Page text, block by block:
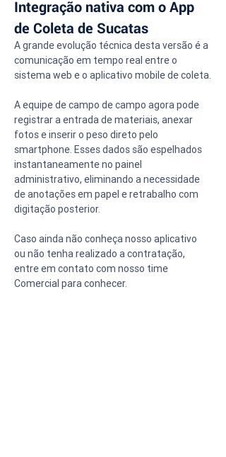
Integração nativa com o App
de Coleta de Sucatas
A grande evolução técnica desta versão é a
comunicação em tempo real entre o
sistema web e o aplicativo mobile de coleta.
A equipe de campo de campo agora pode
registrar a entrada de materiais, anexar
fotos e inserir o peso direto pelo
smartphone. Esses dados são espelhados
instantaneamente no painel
administrativo, eliminando a necessidade
de anotações em papel e retrabalho com
digitação posterior.
Caso ainda não conheça nosso aplicativo
ou não tenha realizado a contratação,
entre em contato com nosso time
Comercial para conhecer.